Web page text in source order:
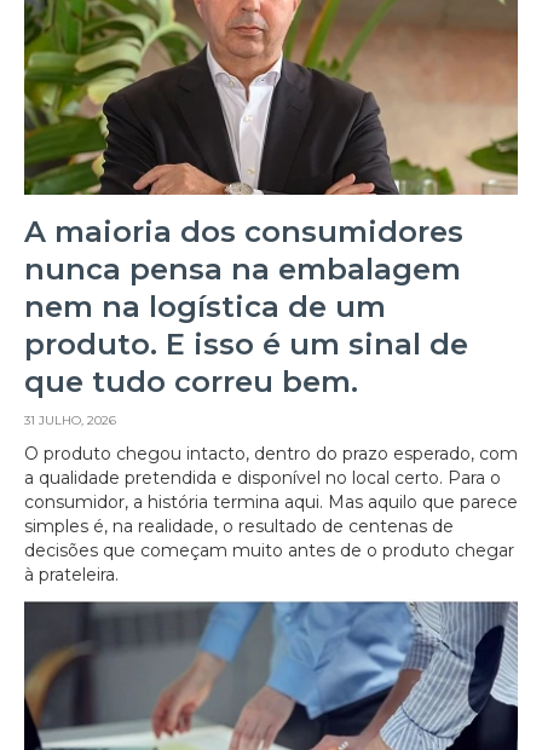
A maioria dos consumidores
nunca pensa na embalagem
nem na logística de um
produto. E isso é um sinal de
que tudo correu bem.
31 JULHO, 2026
O produto chegou intacto, dentro do prazo esperado, com
a qualidade pretendida e disponível no local certo. Para o
consumidor, a história termina aqui. Mas aquilo que parece
simples é, na realidade, o resultado de centenas de
decisões que começam muito antes de o produto chegar
à prateleira.